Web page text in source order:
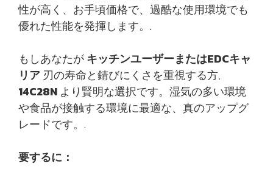
性が高く、お手頃価格で、過酷な使用環境でも
優れた性能を発揮します。.
もしあなたがキッチンユーザーまたはEDCキャ
リア刃の寿命と錆びにくさを重視する方,
14C28N より賢明な選択です。湿気の多い環境
や食品が接触する環境に最適な、真のアップグ
レードです。.
要するに：